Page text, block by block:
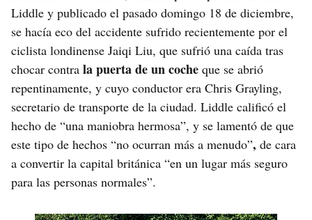
Liddle y publicado el pasado domingo 18 de diciembre,
se hacía eco del accidente sufrido recientemente por el
ciclista londinense Jaiqi Liu, que sufrió una caída tras
chocar contra la puerta de un coche que se abrió
repentinamente, y cuyo conductor era Chris Grayling,
secretario de transporte de la ciudad. Liddle calificó el
hecho de “una maniobra hermosa”, y se lamentó de que
este tipo de hechos “no ocurran más a menudo”, de cara
a convertir la capital británica “en un lugar más seguro
para las personas normales”.